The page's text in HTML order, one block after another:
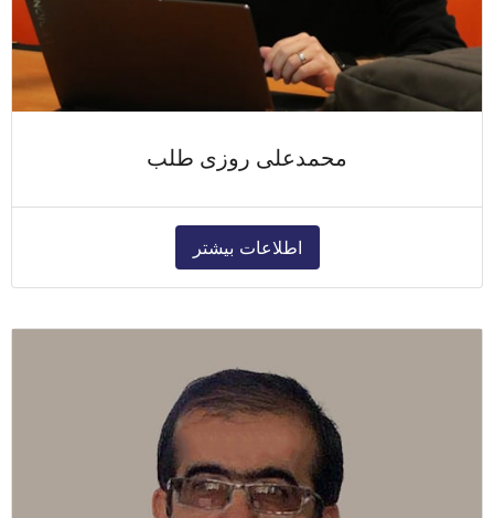
محمدعلی روزی طلب
اطلاعات بیشتر